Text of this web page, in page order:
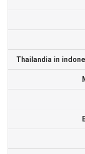
Thailandia in